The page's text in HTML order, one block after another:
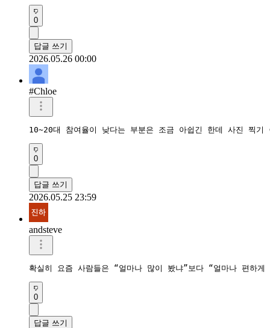
0
답글 쓰기
2026.05.26 00:00
#Chloe
10~20대 참여율이 낮다는 부분은 조금 아쉽긴 한데 사진 찍
0
답글 쓰기
2026.05.25 23:59
andsteve
확실히 요즘 사람들은 “얼마나 많이 봤냐”보다 “얼마나 편하
0
답글 쓰기